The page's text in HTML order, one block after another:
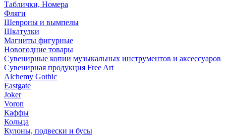
Таблички, Номера
Фляги
Шевроны и вымпелы
Шкатулки
Магниты фигурные
Новогодние товары
Сувенирные копии музыкальных инструментов и аксессуаров
Сувенирная продукция Free Art
Alchemy Gothic
Eastgate
Joker
Voron
Каффы
Кольца
Кулоны, подвески и бусы